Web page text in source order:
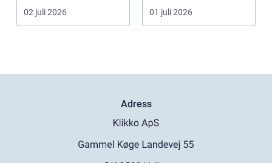
aktörer och ofta tuf...
02 juli 2026
dörren kärva...
01 juli 2026
Adress